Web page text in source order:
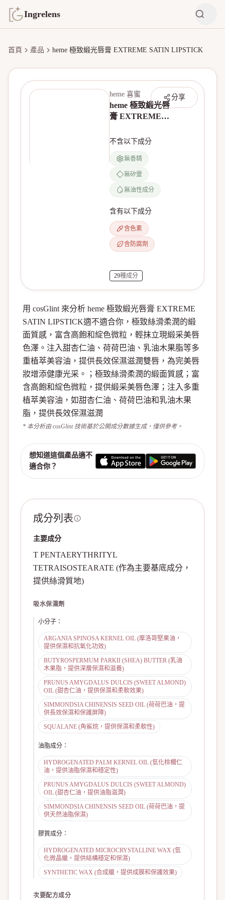
Ingrelens
首頁 產品 heme 極致緞光唇膏 EXTREME SATIN LIPSTICK
分享
heme 喜蜜
heme 極致緞光唇
膏 EXTREME
不含以下成分
無香精
無矽靈
無油性成分
含有以下成分
含色素
含防腐劑
29種成分
用 cosGlint 來分析 heme 極致緞光唇膏 EXTREME
SATIN LIPSTICK適不適合你，極致絲滑柔潤的緞
面質感，富含高飽和綻色微粒，輕抹立現緞采美唇
色澤。注入甜杏仁油、荷荷巴油、乳油木果脂等多
重植萃美容油，提供長效保濕滋潤雙唇，為完美唇
妝增添健康光采。；極致絲滑柔潤的緞面質感；富
含高飽和綻色微粒，提供緞采美唇色澤；注入多重
植萃美容油，如甜杏仁油、荷荷巴油和乳油木果
脂，提供長效保濕滋潤
* 本分析由 cosGlint 技術基於公開成分數據生成，僅供參考。
想知道這個產品適不
適合你？
成分列表
主要成分
T PENTAERYTHRITYL
TETRAISOSTEARATE (作為主要基底成分，
提供絲滑質地)
吸水保濕劑
小分子 ：
ARGANIA SPINOSA KERNEL OIL (摩洛哥堅果油，
提供保濕和抗氧化功效)
BUTYROSPERMUM PARKII (SHEA) BUTTER (乳油
木果脂，提供深層保濕和滋養)
PRUNUS AMYGDALUS DULCIS (SWEET ALMOND)
OIL (甜杏仁油，提供保濕和柔軟效果)
SIMMONDSIA CHINENSIS SEED OIL (荷荷巴油，提
供長效保濕和保護屏障)
SQUALANE (角鯊烷，提供保濕和柔軟性)
油脂成分 ：
HYDROGENATED PALM KERNEL OIL (氫化棕櫚仁
油，提供油脂保濕和穩定性)
PRUNUS AMYGDALUS DULCIS (SWEET ALMOND)
OIL (甜杏仁油，提供油脂滋潤)
SIMMONDSIA CHINENSIS SEED OIL (荷荷巴油，提
供天然油脂保濕)
膠質成分 ：
HYDROGENATED MICROCRYSTALLINE WAX (氫
化微晶蠟，提供結構穩定和保濕)
SYNTHETIC WAX (合成蠟，提供成膜和保護效果)
次要配方成分